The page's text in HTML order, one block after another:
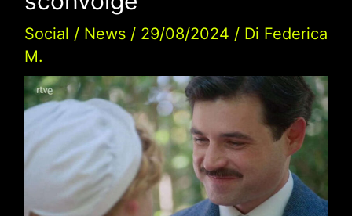
Social / News/ 29/08/2024 / Di Federica
M.